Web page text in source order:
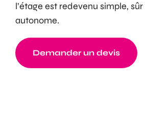
l’étage est redevenu simple,
autonome.
Demander un devis